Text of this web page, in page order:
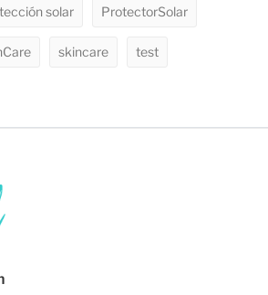
solar ProtectorSolar
skincare test